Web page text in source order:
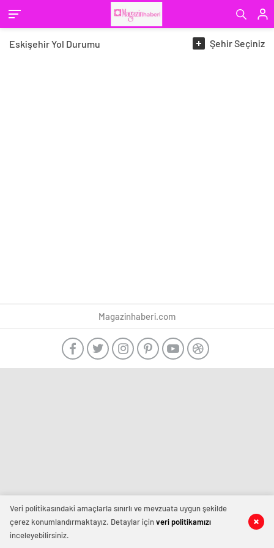
EskişehirYol Durumu ŞehirSeçiniz
Magazinhaberi.com
Veri politikasındaki amaçlarla sınırlı ve mevzuata uygun şekilde
çerez konumlandırmaktayız. Detaylar içinveri politikamızı
inceleyebilirsiniz.